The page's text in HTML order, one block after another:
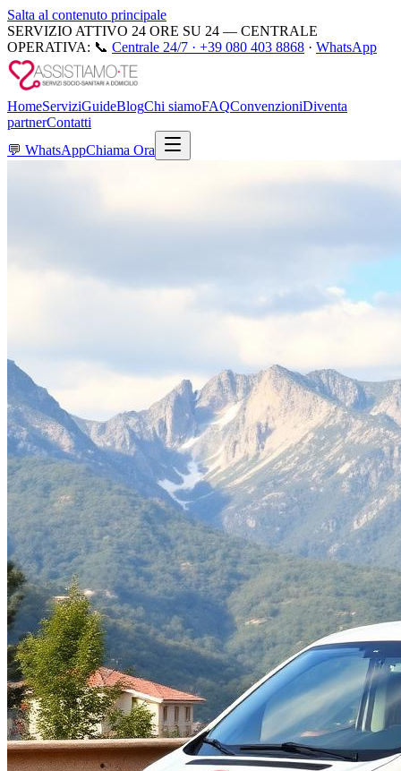
Salta al contenuto principale
SERVIZIO ATTIVO 24 ORE SU 24 — CENTRALE
OPERATIVA: 📞 Centrale 24/7 · +39 080 403 8868 · WhatsApp
HomeServiziGuideBlogChi siamoFAQConvenzioniDiventa
partnerContatti
💬 WhatsAppChiama Ora